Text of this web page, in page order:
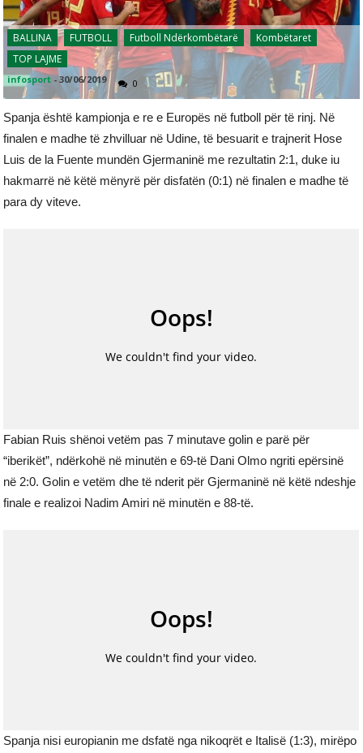
BALLINA FUTBOLL Futboll Ndërkombëtarë
Kombëtaret
TOP LAJME
infosport -30/06/2019 0
Spanja është kampionja e re e Europës në futboll për të rinj. Në
finalen e madhe të zhvilluar në Udine, të besuarit e trajnerit Hose
Luis de la Fuente mundën Gjermaninë me rezultatin 2:1, duke iu
hakmarrë në këtë mënyrë për disfatën (0:1) në finalen e madhe të
para dy viteve.
Fabian Ruis shënoi vetëm pas 7 minutave golin e parë për
“iberikët”, ndërkohë në minutën e 69-të Dani Olmo ngriti epërsinë
në 2:0. Golin e vetëm dhe të nderit për Gjermaninë në këtë ndeshje
finale e realizoi Nadim Amiri në minutën e 88-të.
Spanja nisi europianin me dsfatë nga nikoqrët e Italisë (1:3), mirëpo